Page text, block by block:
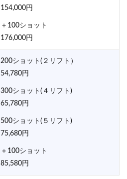
154,000円
＋100ショット
176,000円
200ショット(２リフト）
54,780円
300ショット(４リフト)
65,780円
500ショット(５リフト)
75,680円
＋100ショット
85,580円